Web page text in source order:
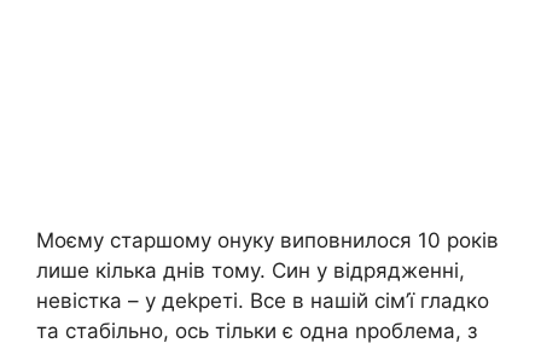
Моєму старшому онуку виповнилося 10 років
лише кілька днів тому. Син у відрядженні,
невістка – у деkреті. Все в нашій сім’ї гладко
та стабільно, ось тільки є одна nроблема, з